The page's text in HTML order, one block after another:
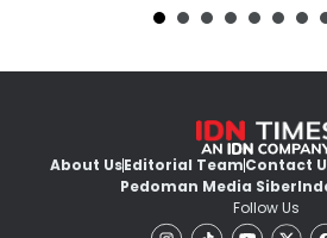
About UsEditorial TeamContact
Pedoman Media Siber
Follow Us